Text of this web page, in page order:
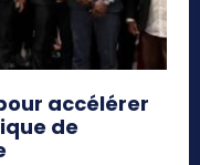
accélérer
de